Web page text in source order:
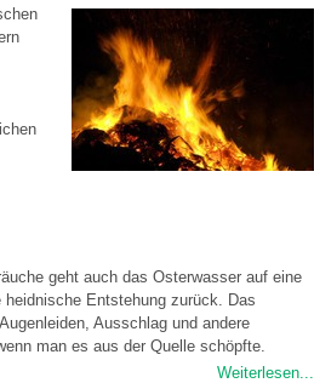
geht auch das Osterwasser auf eine
Entstehung zurück. Das
Ausschlag und andere
man es aus der Quelle schöpfte.
Weiterlesen...